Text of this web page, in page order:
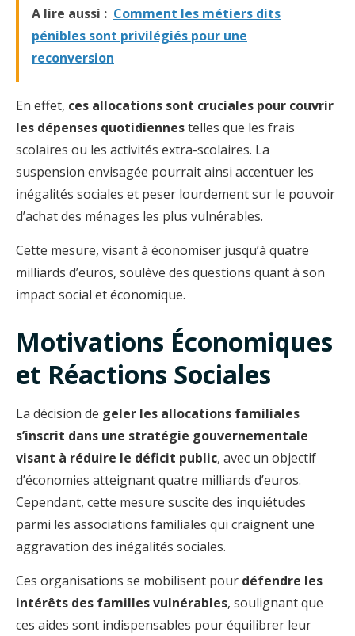
A lire aussi : Comment les métiers dits
pénibles sont privilégiés pour une
reconversion
En effet, ces allocations sont cruciales pour couvrir
les dépenses quotidiennestelles que les frais
scolaires ou les activités extra-scolaires. La
suspension envisagée pourrait ainsi accentuer les
inégalités sociales et peser lourdement sur le pouvoir
d’achat des ménages les plus vulnérables.
Cette mesure, visant à économiser jusqu’à quatre
milliards d’euros, soulève des questions quant à son
impact social et économique.
Motivations Économiques
et Réactions Sociales
La décision de geler les allocations familiales
s’inscrit dans une stratégie gouvernementale
visant à réduire le déficit public, avec un objectif
d’économies atteignant quatre milliards d’euros.
Cependant, cette mesure suscite des inquiétudes
parmi les associations familiales qui craignent une
aggravation des inégalités sociales.
Ces organisations se mobilisent pour défendre les
intérêts des familles vulnérables, soulignant que
ces aides sont indispensables pour équilibrer leur